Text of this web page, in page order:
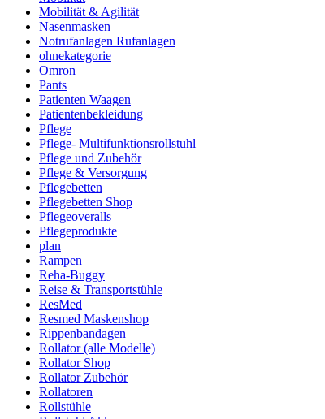
Mobilität & Agilität
Nasenmasken
Notrufanlagen Rufanlagen
ohnekategorie
Omron
Pants
Patienten Waagen
Patientenbekleidung
Pflege
Pflege- Multifunktionsrollstuhl
Pflege und Zubehör
Pflege & Versorgung
Pflegebetten
Pflegebetten Shop
Pflegeoveralls
Pflegeprodukte
plan
Rampen
Reha-Buggy
Reise & Transportstühle
ResMed
Resmed Maskenshop
Rippenbandagen
Rollator (alle Modelle)
Rollator Shop
Rollator Zubehör
Rollatoren
Rollstühle